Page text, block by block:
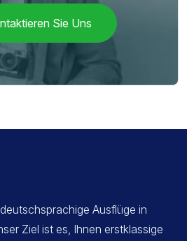
Sie Uns
Ausflüge in
Ziel ist es, Ihnen erstklassige